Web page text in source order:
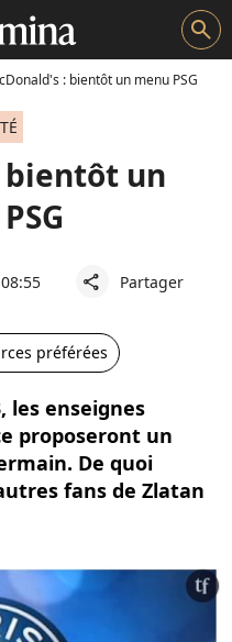
search
: bientôt un menu PSG
bientôt un
share Partager
préférées
les enseignes
proposeront un
De quoi
fans de Zlatan